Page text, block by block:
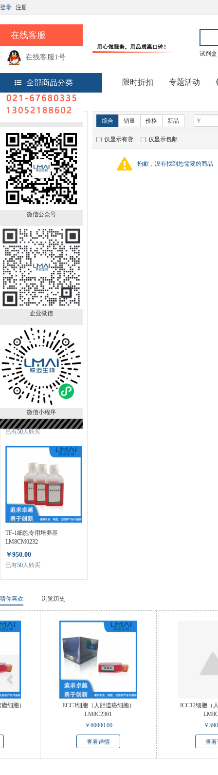
在线客服
在线客服1号
热线电话
微信公众号
企业微信
微信小程序
登录 注册
试剂盒
全部商品分类 限时折扣 专题活动
首页 技术服务
暂无推荐商品
销量排行
DNA抽提试剂＝
25:24:1（PH>7.8）
LM80124ER
￥690.00
已有 90人购买
Hep-G2/2.2.15细胞专用培养基
LM8CM0594
￥650.00
已有50人购买
TF-1细胞专用培养基
LM8CM0232
￥950.00
已有50人购买
综合 销量 价格 新品
仅显示有货 仅显示包邮
抱歉，没有找到您需要的商品
猜你喜欢 浏览历史
ICC12细胞（人胆道癌细胞）
ICC13-7细胞（人胆道癌细胞）